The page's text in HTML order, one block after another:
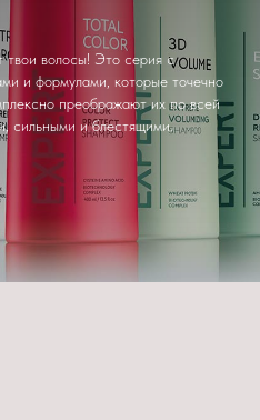
твои волосы! Это серия с
и формулами, которые точечно
преображают их по всей
сильными и блестящими.